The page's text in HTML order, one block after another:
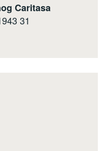
Caritasa
31